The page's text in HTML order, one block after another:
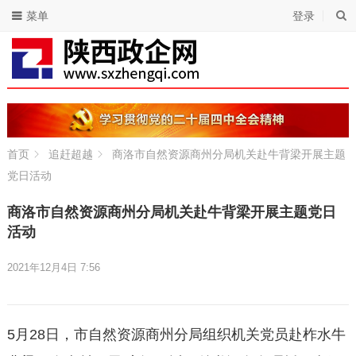
登录
菜单
首页 追赶超越
商洛市自然资源商州分局机关赴牛背梁开展主题
党日活动
商洛市自然资源商州分局机关赴牛背梁开展主题党日
活动
2021年12月4日 7:56
5月28日，市自然资源商州分局组织机关党员赴柞水牛